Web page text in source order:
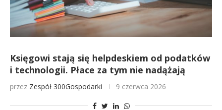
Księgowi stają się helpdeskiem od podatków
i technologii. Płace za tym nie nadążają
przez Zespół 300Gospodarki 9 czerwca 2026